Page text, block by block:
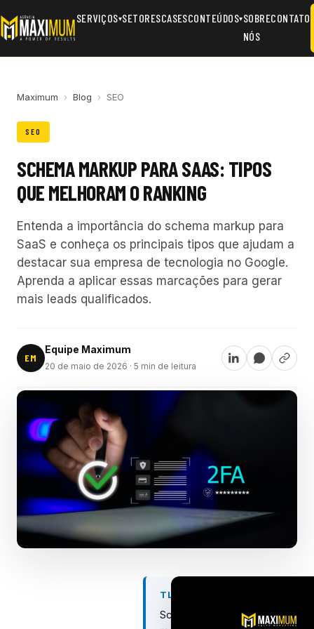
SERVIÇOS▾SETORESCASESCONTEÚDOS▾SOBRE
NÓS
CONTATO
Maximum › Blog › SEO
SEO
SCHEMA MARKUP PARA SAAS: TIPOS
QUE MELHORAM O RANKING
Entenda a importância do schema markup para
SaaS e conheça os principais tipos que ajudam a
destacar sua empresa de tecnologia no Google.
Aprenda a aplicar essas marcações para gerar
mais leads qualificados.
EM
Equipe Maximum
20 de maio de 2026 · 5 min de leitura
TL;DR
Schema